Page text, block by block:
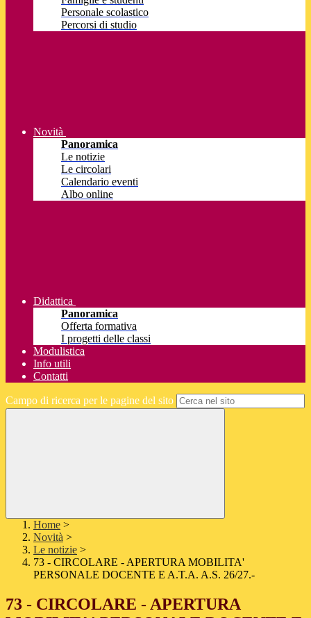
Personale scolastico
Percorsi di studio
Novità
Panoramica
Le notizie
Le circolari
Calendario eventi
Albo online
Didattica
Panoramica
Offerta formativa
I progetti delle classi
Modulistica
Info utili
Contatti
Campo di ricerca per le pagine del sito
Home >
Novità >
Le notizie >
73 - CIRCOLARE - APERTURA MOBILITA'
PERSONALE DOCENTE E A.T.A. A.S. 26/27.-
73 - CIRCOLARE - APERTURA